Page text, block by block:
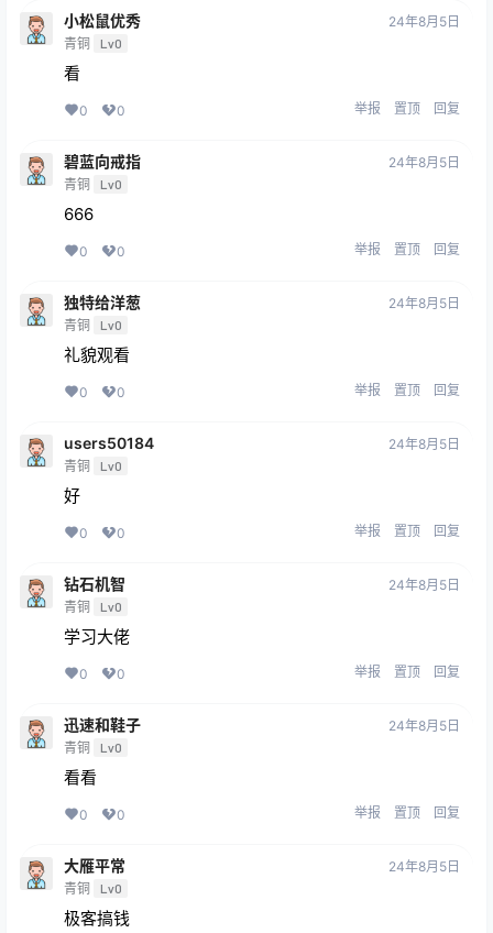
小松鼠优秀
青铜 Lv0
24年8月5日
看
0 0 举报 置顶 回复
碧蓝向戒指
青铜 Lv0
24年8月5日
666
0 0 举报 置顶 回复
独特给洋葱
青铜 Lv0
24年8月5日
礼貌观看
0 0 举报 置顶 回复
users50184
青铜 Lv0
24年8月5日
好
0 0 举报 置顶 回复
钻石机智
青铜 Lv0
24年8月5日
学习大佬
0 0 举报 置顶 回复
迅速和鞋子
青铜 Lv0
24年8月5日
看看
0 0 举报 置顶 回复
大雁平常
青铜 Lv0
24年8月5日
极客搞钱